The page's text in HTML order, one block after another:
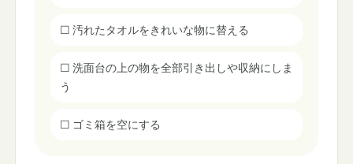
☐ 汚れたタオルをきれいな物に替える
☐ 洗面台の上の物を全部引き出しや収納にしま
う
☐ ゴミ箱を空にする